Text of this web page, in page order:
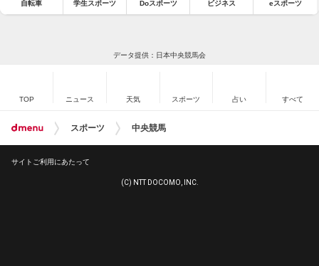
自転車 学生スポーツ Doスポーツ ビジネス eスポーツ
データ提供：日本中央競馬会
TOP ニュース 天気 スポーツ 占い すべて
スポーツ 中央競馬
サイトご利用にあたって
(C) NTT DOCOMO, INC.